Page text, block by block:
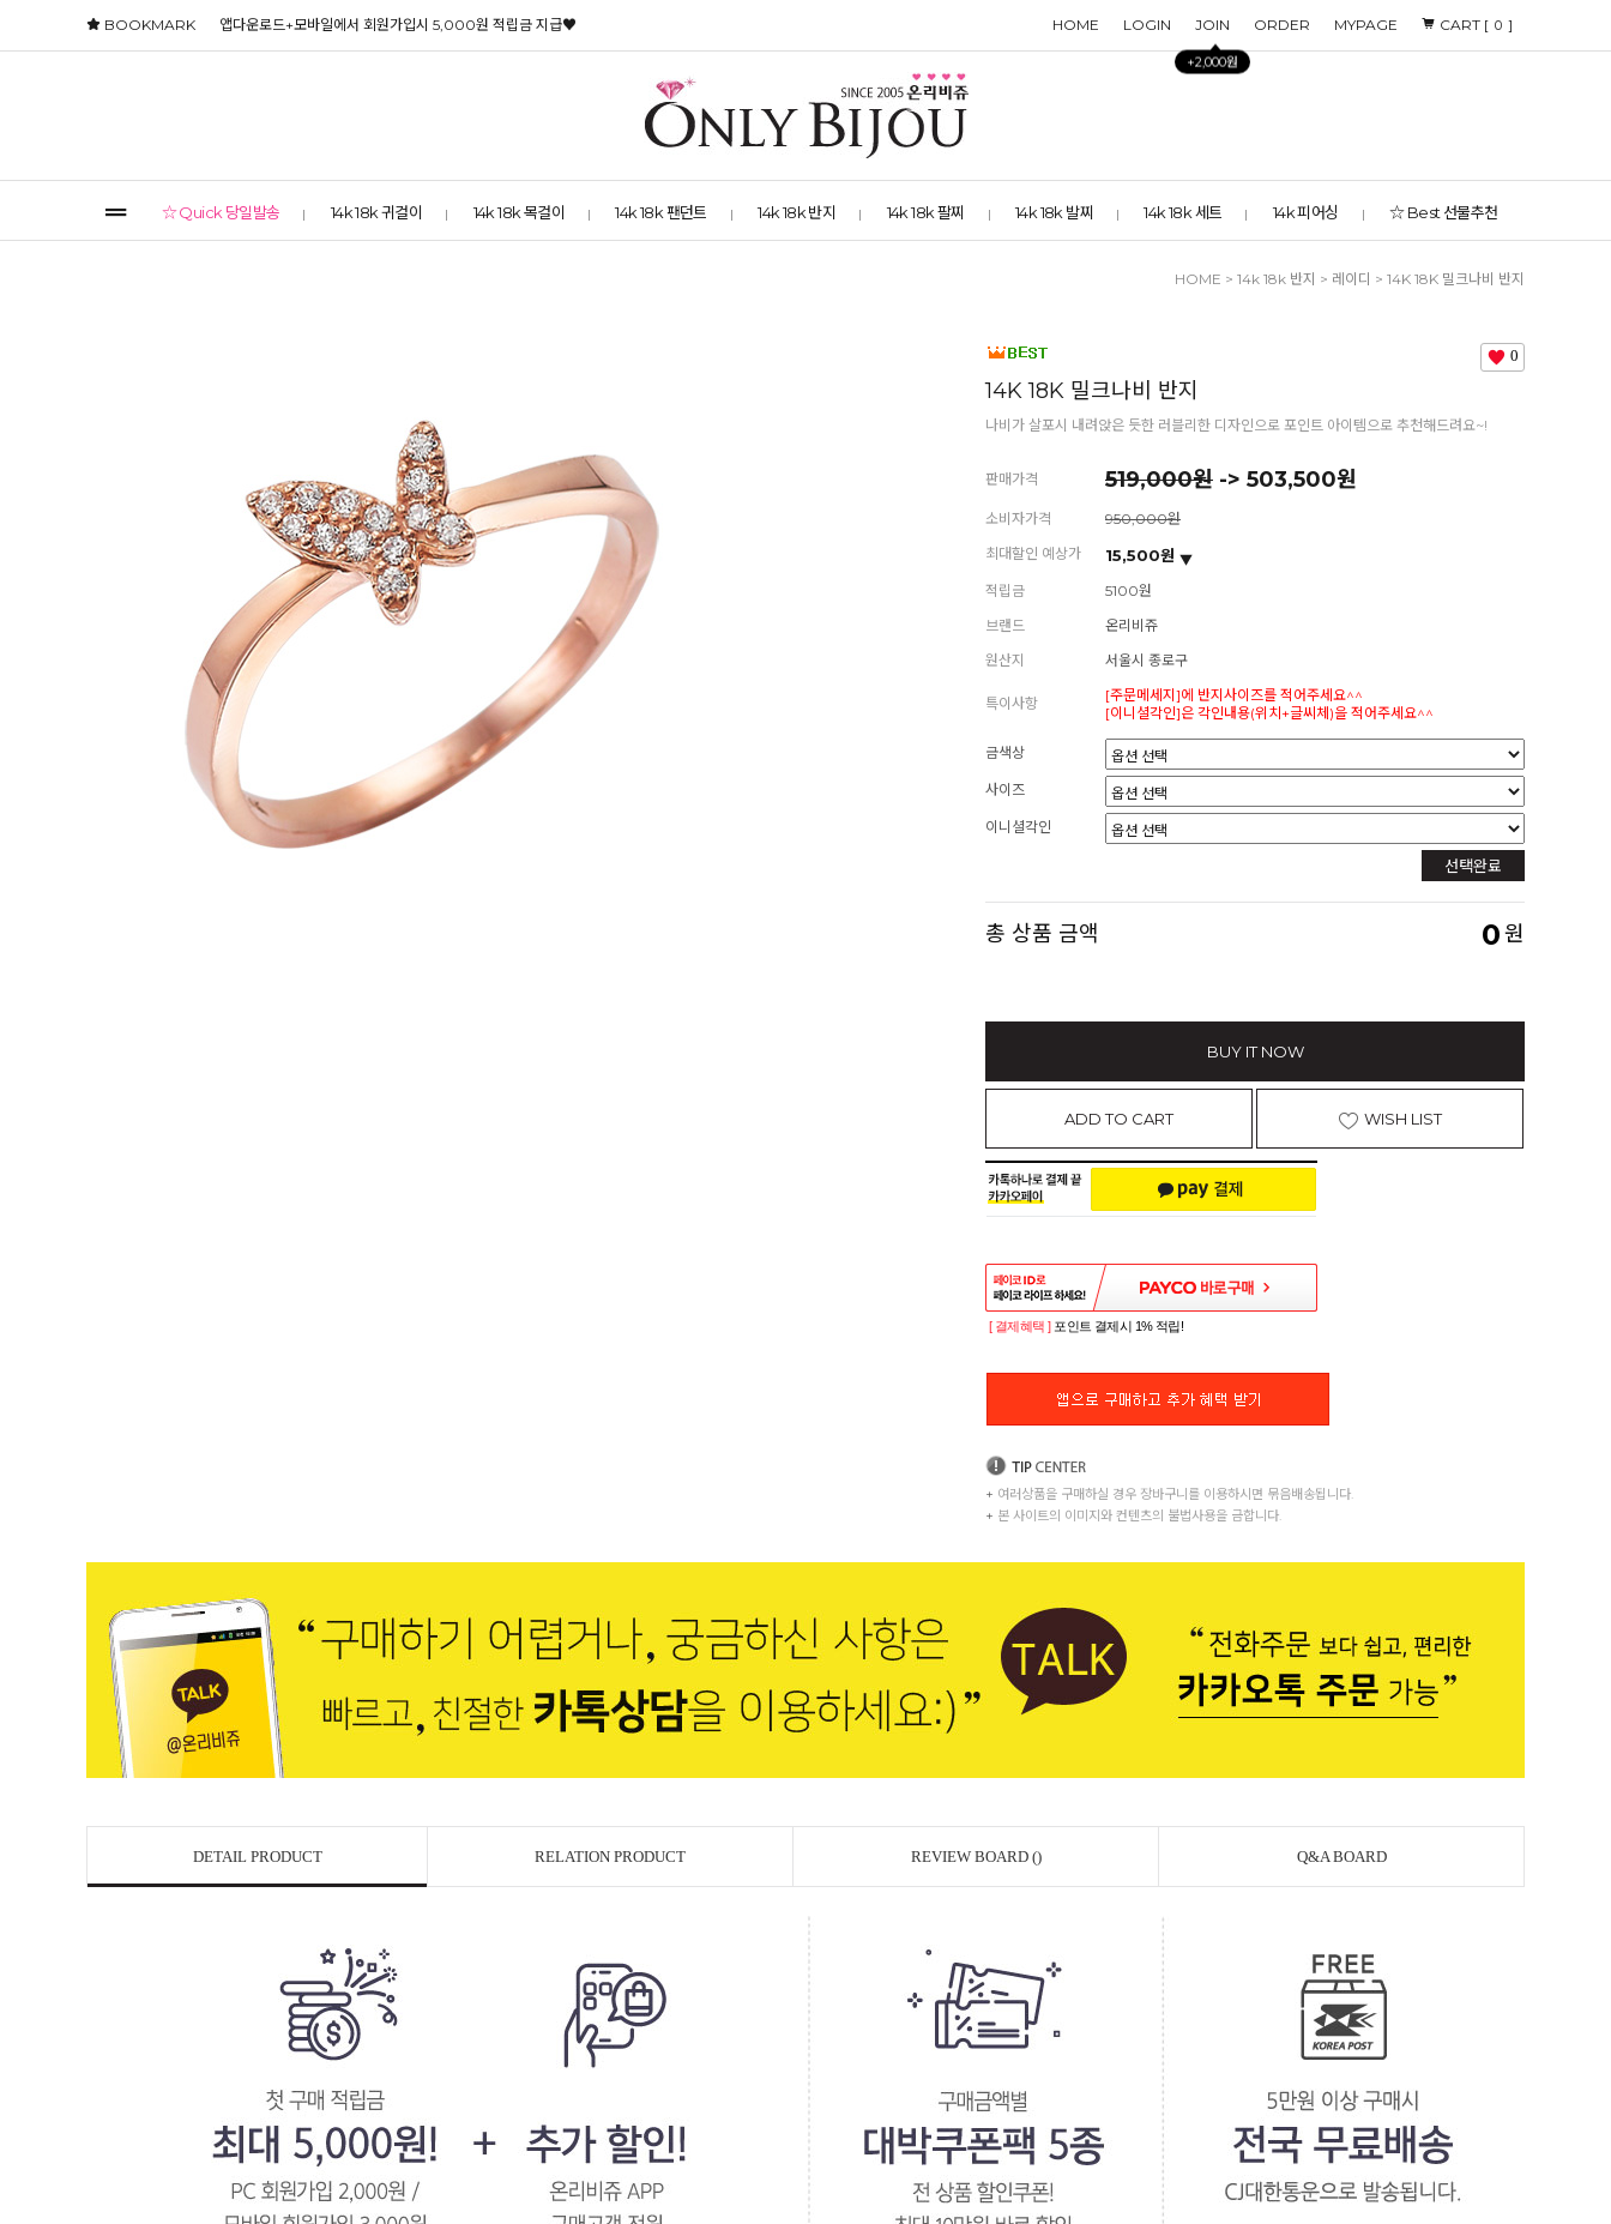
HOME LOGIN JOIN
+2,000원
ORDER MYPAGE CART [ 0 ]
BOOKMARK 앱다운로드+모바일에서 회원가입시 5,000원 적립금 지급♥
☆ Quick 당일발송 14k 18k 귀걸이 14k 18k 목걸이 14k 18k 팬던트 14k 18k 반지 14k 18k 팔찌 14k 18k 발찌 14k 18k 세트 14k 피어싱 ☆ Best 선물추천
HOME > 14k 18k 반지 > 레이디 > 14K 18K 밀크나비 반지
0
14K 18K 밀크나비 반지
나비가 살포시 내려앉은 듯한 러블리한 디자인으로 포인트 아이템으로 추천해드려요~!
판매가격 519,000원 -> 503,500원
소비자가격
950,000원
최대할인 예상가
15,500원
적립금
5100원
브랜드
온리비쥬
원산지
서울시 종로구
특이사항
[주문메세지]에 반지사이즈를 적어주세요^^
[이니셜각인]은 각인내용(위치+글씨체)을 적어주세요^^
금색상
사이즈
이니셜각인
선택완료
총 상품 금액 0원
BUY IT NOW
ADD TO CART WISH LIST
페이코 ID로 페이코 라이
[ 결제혜택 ] 포인트 결제시 1% 적립!
+ 여러상품을 구매하실 경우 장바구니를 이용하시면 묶음배송됩니다.
+ 본 사이트의 이미지와 컨텐츠의 불법사용을 금합니다.
DETAIL PRODUCT RELATION PRODUCT REVIEW BOARD () Q&A BOARD